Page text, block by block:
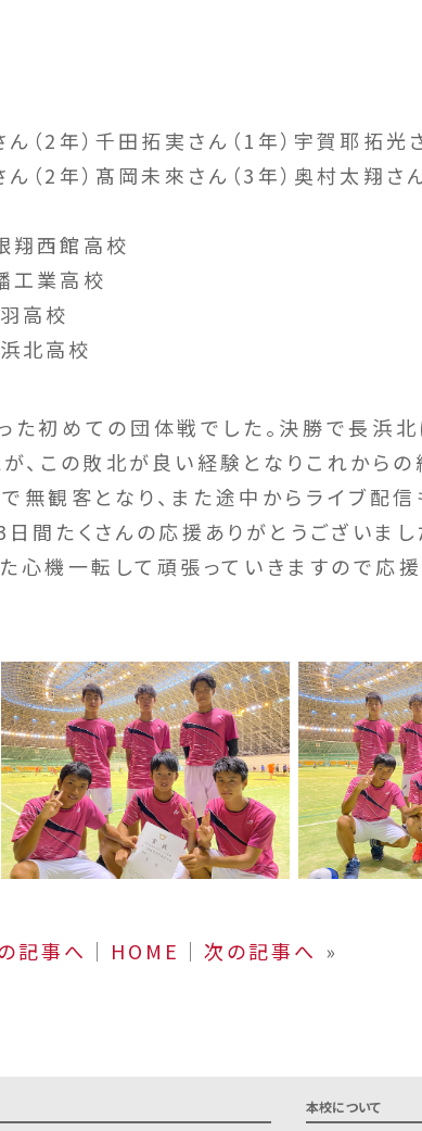
（2年）千田拓実さん（1年）宇賀耶拓光さ
（2年）髙岡未來さん（3年）奥村太翔さん
西館高校
業高校
高校
高校
初めての団体戦でした。決勝で長浜北
、この敗北が良い経験となりこれから
無観客となり、また途中からライブ配
間たくさんの応援ありがとうございまし
心機一転して頑張っていきますので応援
記事へ │ HOME │ 次の記事へ »
本校について